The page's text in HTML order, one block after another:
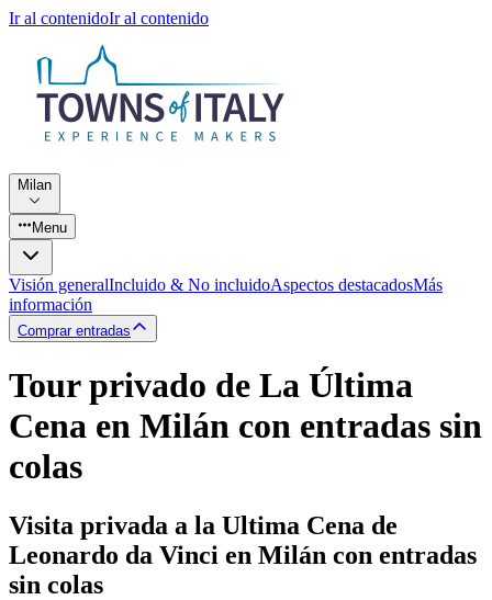
Ir al contenidoIr al contenido
Milan
Menu
Visión generalIncluido & No incluidoAspectos destacadosMás
información
Comprar entradas
Tour privado de La Última
Cena en Milán con entradas sin
colas
Visita privada a la Ultima Cena de
Leonardo da Vinci en Milán con entradas
sin colas